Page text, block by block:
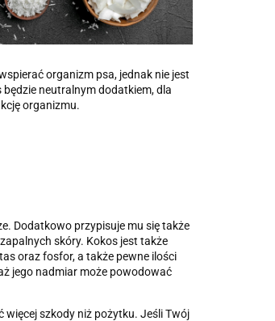
organizm psa, jednak nie jest
będzie neutralnym dodatkiem, dla
organizmu.
Dodatkowo przypisuje mu się także
skóry. Kokos jest także
oraz fosfor, a także pewne ilości
jego nadmiar może powodować
więcej szkody niż pożytku. Jeśli Twój